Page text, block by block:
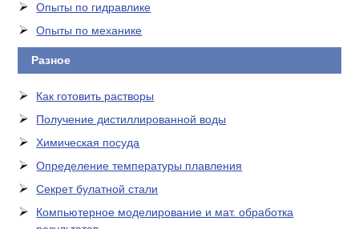
Опыты по гидравлике
Опыты по механике
Разное
Как готовить растворы
Получение дистиллированной воды
Химическая посуда
Определение температуры плавления
Секрет булатной стали
Компьютерное моделирование и мат. обработка